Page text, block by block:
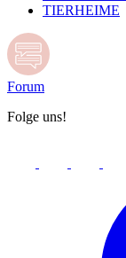
TIERHEIME
Forum
Folge uns!